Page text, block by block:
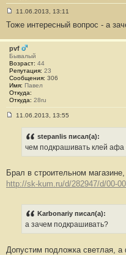
о
б
щ
е
#
1
1
11.06.2013, 13:11
Тоже интересный вопрос - а
pvf
Бывалый
Возраст: 44
Репутация: 23
Сообщения: 306
Имя: Павел
Откуда:
Откуда: 28ru
и
#
11.06.2013, 13:55
stepanlis писал(а):
чем подкрашивать клей
Брал в строительном
http://sk-kum.ru/d/282947/d/00-
Karbonariy писал(а):
а зачем подкрашивать?
Допустим подложка светлая,